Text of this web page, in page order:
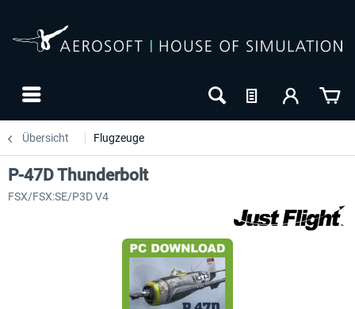
Übersicht Flugzeuge
P-47D Thunderbolt
FSX/FSX:SE/P3D V4